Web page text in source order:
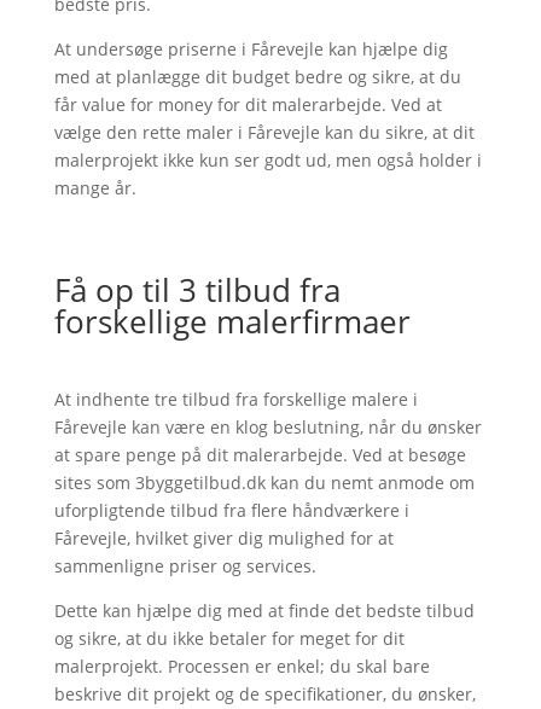
At undersøge priserne i Fårevejle kan hjælpe dig
med at planlægge dit budget bedre og sikre, at du
får value for money for dit malerarbejde. Ved at
vælge den rette maler i Fårevejle kan du sikre, at dit
malerprojekt ikke kun ser godt ud, men også holder i
mange år.
Få op til 3 tilbud fra
forskellige malerfirmaer
At indhente tre tilbud fra forskellige malere i
Fårevejle kan være en klog beslutning, når du ønsker
at spare penge på dit malerarbejde. Ved at besøge
sites som 3byggetilbud.dk kan du nemt anmode om
uforpligtende tilbud fra flere håndværkere i
Fårevejle, hvilket giver dig mulighed for at
sammenligne priser og services.
Dette kan hjælpe dig med at finde det bedste tilbud
og sikre, at du ikke betaler for meget for dit
malerprojekt. Processen er enkel; du skal bare
beskrive dit projekt og de specifikationer, du ønsker,